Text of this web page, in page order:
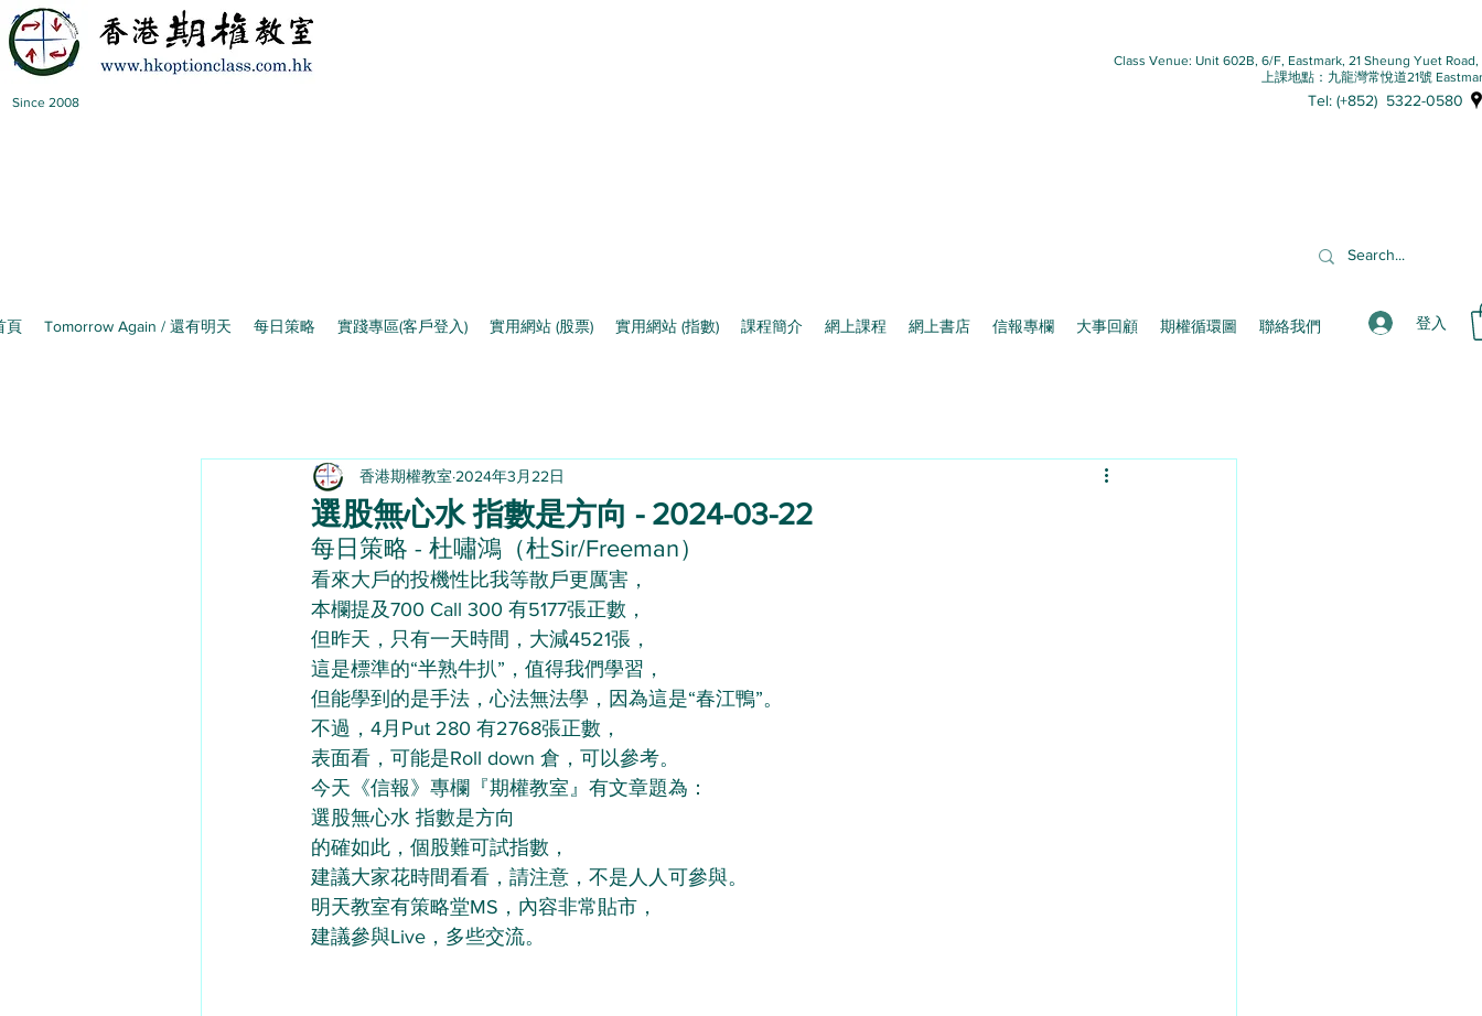
Since 2008
Class Venue: Unit 602B, 6/F, Eastmark, 21 Sheung Yuet
上課地點：九龍灣常悅道21號
Tel: (+852) 5322-0580
頁 Tomorrow Again / 還有明天 每日策略 實踐專區(客戶登入) 實用網站 (股票) 實用網站 (指數) 課程簡介 網上課程 網上書店 信報專欄 大事回顧 期權循環圖 聯絡我們 登入
選股無心水 指數是方向 - 2024-03-22
香港期權教室 2024年3月22日
每日策略 - 杜嘯鴻（杜Sir/Freeman）
看來大戶的投機性比我等散戶更厲害，
本欄提及700 Call 300 有5177張正數，
但昨天，只有一天時間，大減4521張，
這是標準的“半熟牛扒”，值得我們學習，
但能學到的是手法，心法無法學，因為這是“春江鴨”。
不過，4月Put 280 有2768張正數，
表面看，可能是Roll down 倉，可以參考。
今天《信報》專欄『期權教室』有文章題為：
選股無心水 指數是方向
的確如此，個股難可試指數，
建議大家花時間看看，請注意，不是人人可參與。
明天教室有策略堂MS，內容非常貼市，
建議參與Live，多些交流。